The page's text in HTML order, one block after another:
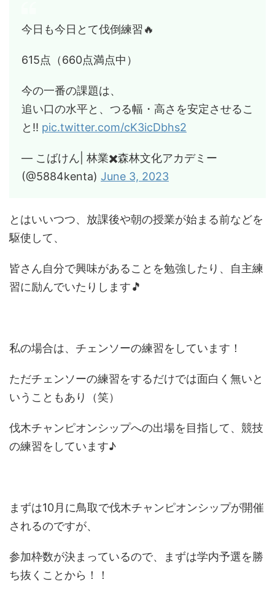
今日も今日とて伐倒練習🔥
615点（660点満点中）
今の一番の課題は、
追い口の水平と、つる幅・高さを安定させるこ
と‼️ pic.twitter.com/cK3icDbhs2
— こばけん| 林業✖️森林文化アカデミー
(@5884kenta) June 3, 2023
とはいいつつ、放課後や朝の授業が始まる前などを
駆使して、
皆さん自分で興味があることを勉強したり、自主練
習に励んでいたりします🎵
私の場合は、チェンソーの練習をしています！
ただチェンソーの練習をするだけでは面白く無いと
いうこともあり（笑）
伐木チャンピオンシップへの出場を目指して、競技
の練習をしています♪
まずは10月に鳥取で伐木チャンピオンシップが開催
されるのですが、
参加枠数が決まっているので、まずは学内予選を勝
ち抜くことから！！